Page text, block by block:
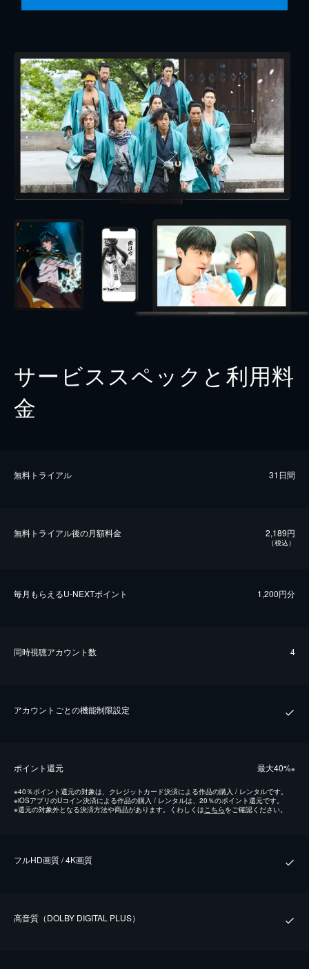
サービススペックと利用料
金
無料トライアル 31日間
無料トライアル後の⽉額料金 2,189円
（税込）
毎⽉もらえるU-NEXTポイント 1,200円分
同時視聴アカウント数 4
アカウントごとの機能制限設定
ポイント還元 最⼤40%※
※40％ポイント還元の対象は、クレジットカード決済による作品の購入 / レンタルです。
※iOSアプリのUコイン決済による作品の購入 / レンタルは、20％のポイント還元です。
※還元の対象外となる決済方法や商品があります。くわしくはこちらをご確認ください。
フルHD画質 / 4K画質
⾼⾳質（DOLBY DIGITAL PLUS）